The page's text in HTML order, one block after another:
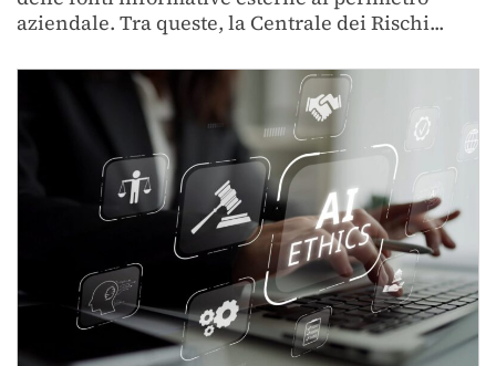
aziendale. Tra queste, la Centrale dei Rischi...